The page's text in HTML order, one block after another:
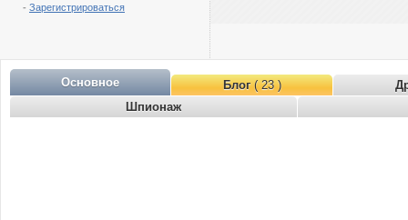
- Зарегистрироваться
Основное Блог( 23 )
Шпионаж